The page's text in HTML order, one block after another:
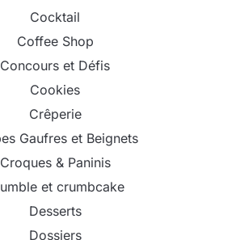
Cocktail
Coffee Shop
Concours et Défis
Cookies
Crêperie
Gaufres et Beignets
Croques & Paninis
et crumbcake
Desserts
Dossiers